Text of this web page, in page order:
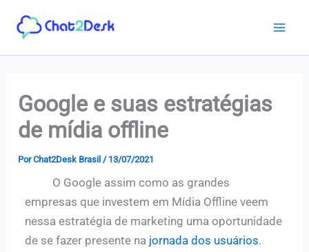
para
Google e suas estratégias
de mídia offline
PorChat2Desk Brasil/ 13/07/2021
O Google assim como as grandes
empresas que investem em Mídia Offline veem
nessa estratégia de marketing uma oportunidade
de se fazer presente na jornada dos usuários.